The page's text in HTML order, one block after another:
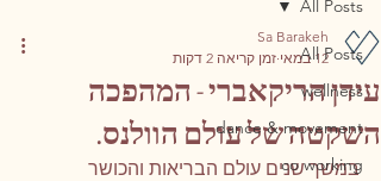
All Posts
wellness
dance & movement
co working
All Posts
עידן הריקאברי - המהפכה
השקטה של עולם הוולנס.
Sa Barakeh
12 במאי
זמן קריאה 2 דקות
במשך שנים עולם הבריאות והכושר